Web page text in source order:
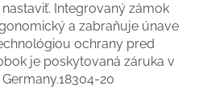
Integrovaný zámok
a zabraňuje únave
ochrany pred
je poskytovaná záruka v
20